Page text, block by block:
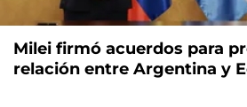
Milei firmó acuerdos para
relación entre Argentina y